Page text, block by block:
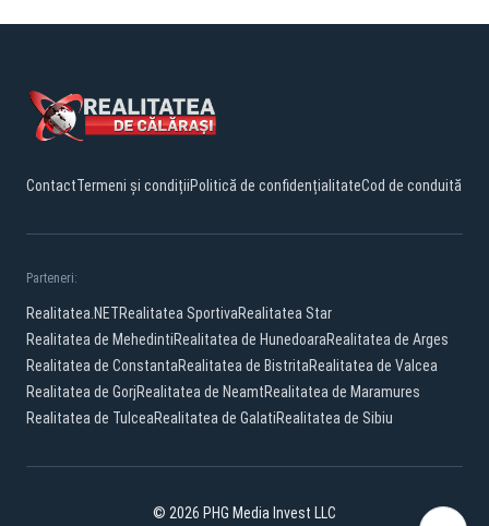
ContactTermeni și condițiiPolitică de confidențialitateCod de conduită
Parteneri:
Realitatea.NETRealitatea SportivaRealitatea Star
Realitatea de MehedintiRealitatea de HunedoaraRealitatea de Arges
Realitatea de ConstantaRealitatea de BistritaRealitatea de Valcea
Realitatea de GorjRealitatea de NeamtRealitatea de Maramures
Realitatea de TulceaRealitatea de GalatiRealitatea de Sibiu
© 2026 PHG Media Invest LLC